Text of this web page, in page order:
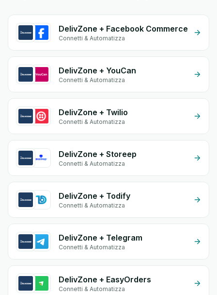
DelivZone + Facebook Commerce
Connetti & Automatizza
DelivZone + YouCan
Connetti & Automatizza
DelivZone + Twilio
Connetti & Automatizza
DelivZone + Storeep
Connetti & Automatizza
DelivZone + Todify
Connetti & Automatizza
DelivZone + Telegram
Connetti & Automatizza
DelivZone + EasyOrders
Connetti & Automatizza